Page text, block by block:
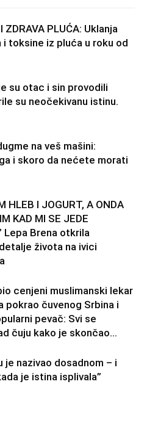
ZDRAVA PLUĆA: Uklanja
i toksine iz pluća u roku od
su otac i sin provodili
su neočekivanu istinu.
na veš mašini:
i skoro da nećete morati
HLEB I JOGURT, A ONDA
KAD MI SE JEDE
Lepa Brena otkrila
života na ivici
cenjeni muslimanski lekar
pokrao čuvenog Srbina i
pevač: Svi se
čuju kako je skončao...
je nazivao dosadnom – i
je istina isplivala”